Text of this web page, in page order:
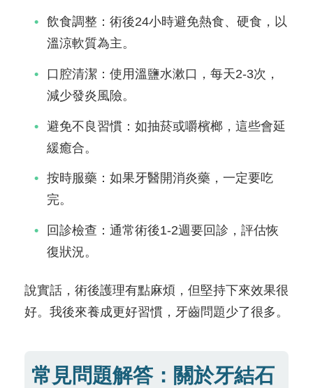
飲食調整：術後24小時避免熱食、硬食，以
溫涼軟質為主。
口腔清潔：使用溫鹽水漱口，每天2-3次，
減少發炎風險。
避免不良習慣：如抽菸或嚼檳榔，這些會延
緩癒合。
按時服藥：如果牙醫開消炎藥，一定要吃
完。
回診檢查：通常術後1-2週要回診，評估恢
復狀況。
說實話，術後護理有點麻煩，但堅持下來效果很
好。我後來養成更好習慣，牙齒問題少了很多。
常見問題解答：關於牙結石